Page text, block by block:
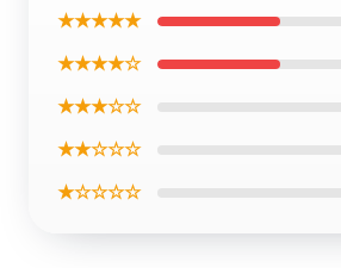
★★★★★
★★★★☆
★★★☆☆
★★☆☆☆
★☆☆☆☆